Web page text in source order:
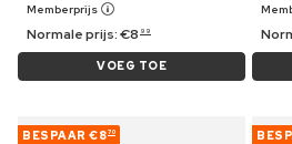
Memberprijs
Normale prijs:€8 99
VOEG TOE
BESPAAR €870